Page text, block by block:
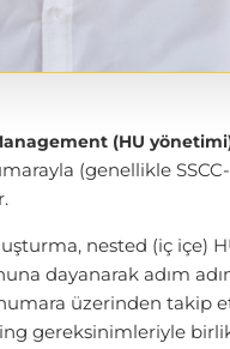
(HU
(genellikle
nested (iç içe)
dayanarak adım
üzerinden takip
gereksinimleriyle